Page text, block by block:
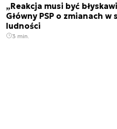
„Reakcja musi być
Główny PSP o zmianach
ludności
3 min.